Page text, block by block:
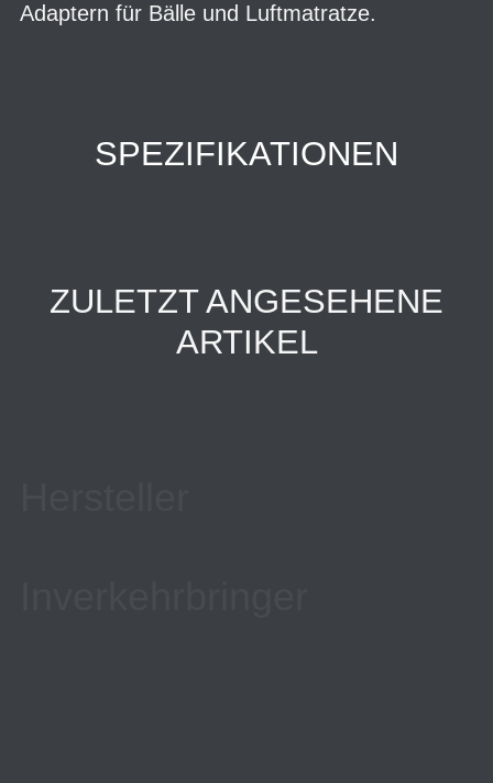
Adaptern für Bälle und Luftmatratze.
SPEZIFIKATIONEN
ZULETZT ANGESEHENE
ARTIKEL